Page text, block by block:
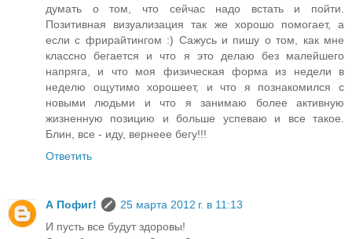
думать о том, что сейчас надо встать и пойти.
Позитивная визуализация так же хорошо помогает, а
если с фрирайтингом :) Сажусь и пишу о том, как мне
классно бегается и что я это делаю без малейшего
напряга, и что моя физическая форма из недели в
неделю ощутимо хорошеет, и что я познакомился с
новыми людьми и что я занимаю более активную
жизненную позицию и больше успеваю и все такое.
Блин, все - иду, вернеее бегу!!!
Ответить
А Пофиг!
25 марта 2012 г. в 11:13
И пусть все будут здоровы!